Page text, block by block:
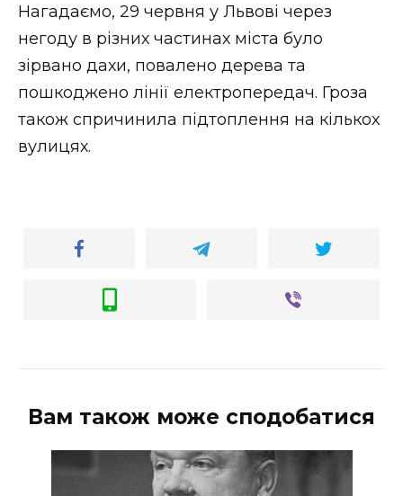
Нагадаємо, 29 червня у Львові через
негоду в різних частинах міста було
зірвано дахи, повалено дерева та
пошкоджено лінії електропередач. Гроза
також спричинила підтоплення на кількох
вулицях.
Вам також може сподобатися